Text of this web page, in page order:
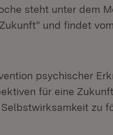
steht unter dem
und findet
psychischer
für eine
zu